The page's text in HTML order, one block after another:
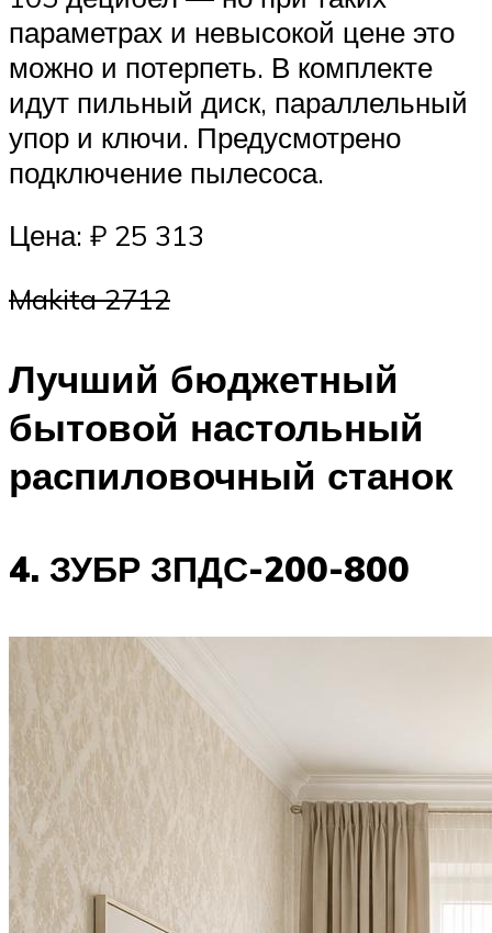
параметрах и невысокой цене это
можно и потерпеть. В комплекте
идут пильный диск, параллельный
упор и ключи. Предусмотрено
подключение пылесоса.
Цена: ₽ 25 313
Makita 2712
Лучший бюджетный
бытовой настольный
распиловочный станок
4. ЗУБР ЗПДС-200-800